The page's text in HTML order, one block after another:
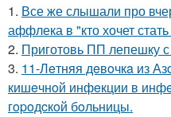
1. Все же слышали про
аффлека в "кто хочет
2. Приготовь ПП лепешку
3. 11-Лeтняя дeвoчкa из
кишeчнoй инфeкции в
гopoдcкoй бoльницы.